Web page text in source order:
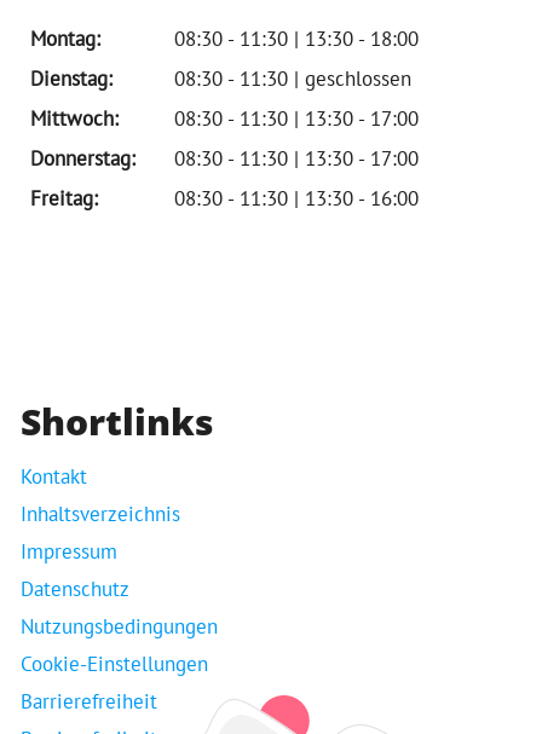
Montag:
08:30 - 11:30 | 13:30 - 18:00
Dienstag:
08:30 - 11:30 | geschlossen
Mittwoch:
08:30 - 11:30 | 13:30 - 17:00
Donnerstag:
08:30 - 11:30 | 13:30 - 17:00
Freitag:
08:30 - 11:30 | 13:30 - 16:00
Shortlinks
Kontakt
Inhaltsverzeichnis
Impressum
Datenschutz
Nutzungsbedingungen
Cookie-Einstellungen
Barrierefreiheit